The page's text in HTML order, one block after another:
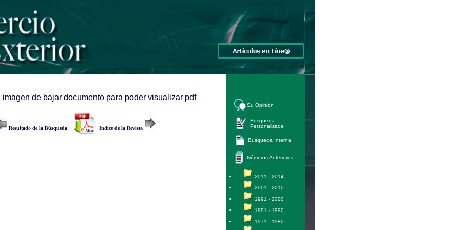
de bajar documento para poder visualizar pdf
Resultado de la Búsqueda Indice de la Revista
Su Opinión
Busqueda
Personalizada
Busqueda Interna
Números Anteriores
2011 - 2014
2001 - 2010
1991 - 2000
1981 - 1990
1971 - 1980